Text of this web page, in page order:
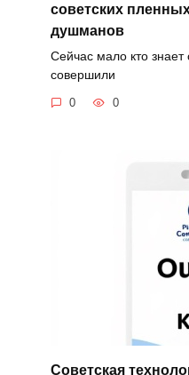
советских
душманов
Сейчас мало кто знает
совершили
0 0
Советская